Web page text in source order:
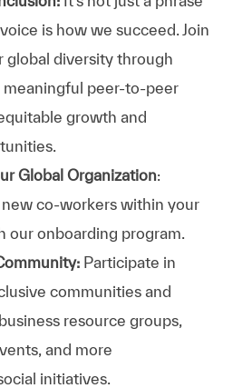
is how we succeed. Join
global diversity through
meaningful peer-to-peer
growth and
Global Organization:
co-workers within your
our onboarding program.
Participate in
communities and
resource groups,
and more
initiatives.